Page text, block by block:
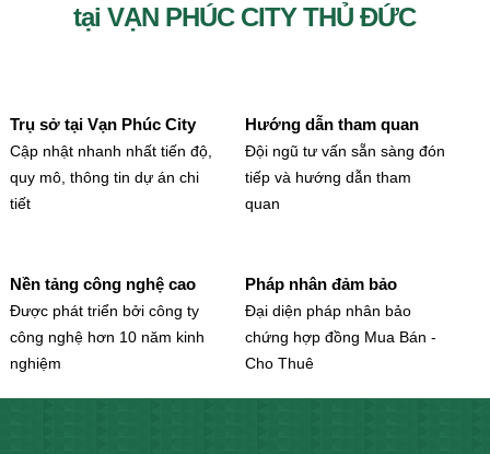
tại VẠN PHÚC CITY THỦ ĐỨC
Trụ sở tại Vạn Phúc City
Cập nhật nhanh nhất tiến độ,
quy mô, thông tin dự án chi
tiết
Hướng dẫn tham quan
Đội ngũ tư vấn sẵn sàng đón
tiếp và hướng dẫn tham
quan
Nền tảng công nghệ cao
Được phát triển bởi công ty
công nghệ hơn 10 năm kinh
nghiệm
Pháp nhân đảm bảo
Đại diện pháp nhân bảo
chứng hợp đồng Mua Bán -
Cho Thuê